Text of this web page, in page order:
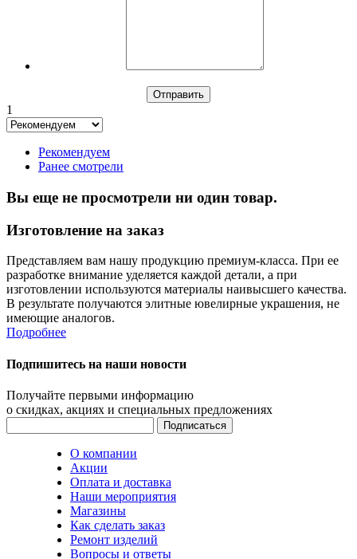
1
Рекомендуем
Ранее смотрели
Вы еще не просмотрели ни один товар.
Изготовление на заказ
Представляем вам нашу продукцию премиум-класса. При ее
разработке внимание уделяется каждой детали, а при
изготовлении используются материалы наивысшего качества.
В результате получаются элитные ювелирные украшения, не
имеющие аналогов.
Подробнее
Подпишитесь на наши новости
Получайте первыми информацию
о скидках, акциях и специальных предложениях
О компании
Акции
Оплата и доставка
Наши мероприятия
Магазины
Как сделать заказ
Ремонт изделий
Вопросы и ответы